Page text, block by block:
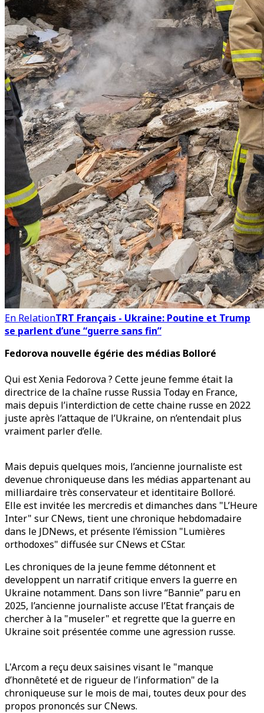
En RelationTRT Français - Ukraine: Poutine et Trump
se parlent d’une “guerre sans fin”
Fedorova nouvelle égérie des médias Bolloré
Qui est Xenia Fedorova ? Cette jeune femme était la
directrice de la chaîne russe Russia Today en France,
mais depuis l’interdiction de cette chaine russe en 2022
juste après l’attaque de l’Ukraine, on n’entendait plus
vraiment parler d’elle.
Mais depuis quelques mois, l’ancienne journaliste est
devenue chroniqueuse dans les médias appartenant au
milliardaire très conservateur et identitaire Bolloré.
Elle est invitée les mercredis et dimanches dans "L’Heure
Inter" sur CNews, tient une chronique hebdomadaire
dans le JDNews, et présente l’émission "Lumières
orthodoxes" diffusée sur CNews et CStar.
Les chroniques de la jeune femme détonnent et
developpent un narratif critique envers la guerre en
Ukraine notamment. Dans son livre “Bannie” paru en
2025, l’ancienne journaliste accuse l’Etat français de
chercher à la "museler" et regrette que la guerre en
Ukraine soit présentée comme une agression russe.
L'Arcom a reçu deux saisines visant le "manque
d’honnêteté et de rigueur de l’information" de la
chroniqueuse sur le mois de mai, toutes deux pour des
propos prononcés sur CNews.